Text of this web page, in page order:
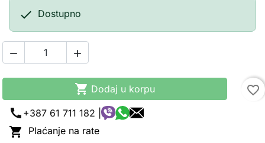
 Dostupno
 
 Dodaj u korpu
favorite_border
call +387 61 711 182 |
 Plaćanje na rate